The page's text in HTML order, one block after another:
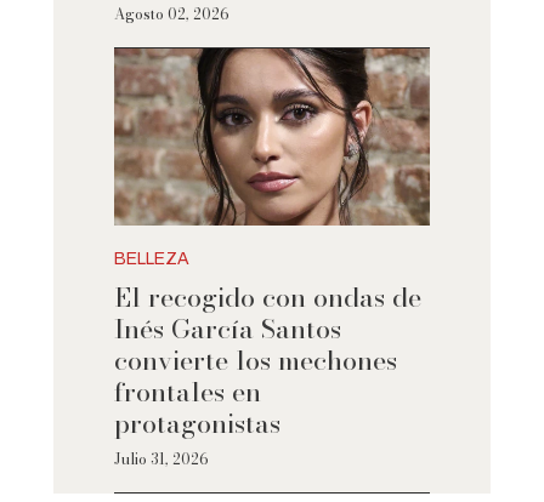
Agosto 02, 2026
BELLEZA
El recogido con ondas de
Inés García Santos
convierte los mechones
frontales en
protagonistas
Julio 31, 2026